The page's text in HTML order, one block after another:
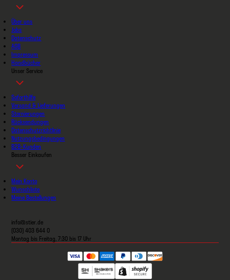
Über uns
Jobs
Datenschutz
AGB
Impressum
Handbücher
Unser Service
Soforthilfe
Versand & Lieferungen
Stornierungen
Rücksendungen
Datenschutzrichtlinie
Nutzungsbedingungen
B2B-Kunden
Besser Einkaufen
Mein Konto
Wunschliste
Meine Bestellungen
info@stier.de
(030) 403 644 0
Montag bis Freitag, 7:30 bis 17 Uhr